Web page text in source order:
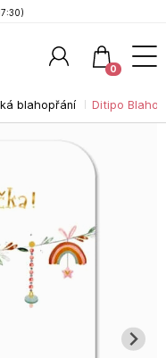
blahopřání Ditipo
0
Hledat